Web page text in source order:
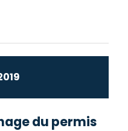
du permis